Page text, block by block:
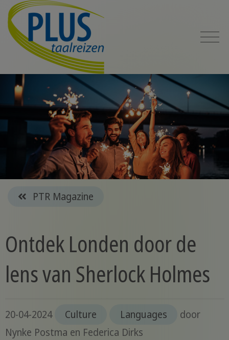
PTR Magazine
Ontdek Londen door de
lens van Sherlock Holmes
20-04-2024 Culture Languages
door
Nynke Postma en Federica Dirks